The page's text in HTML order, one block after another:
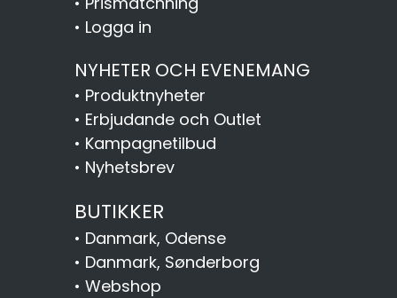
• Logga in
NYHETER OCH EVENEMANG
• Produktnyheter
• Erbjudande och Outlet
• Kampagnetilbud
• Nyhetsbrev
BUTIKKER
• Danmark, Odense
• Danmark, Sønderborg
• Webshop